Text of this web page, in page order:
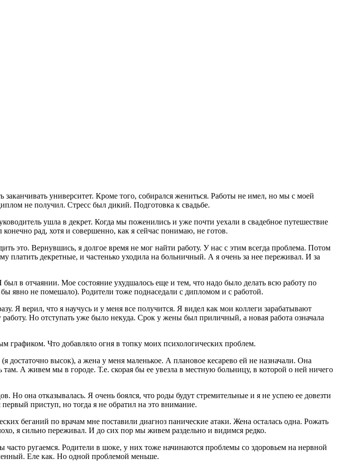
университет. Кроме того, собирался жениться. Работы не имел, но мы с моей
не получил. Стресс был дикий. Подготовка к свадьбе.
ушла в декрет. Когда мы поженились и уже почти уехали в свадебное путешествие
рад, хотя и совершенно, как я сейчас понимаю, не готов.
это. Вернувшись, я долгое время не мог найти работу. У нас с этим всегда проблема. Потом
платить декретные, и частенько уходила на больничный. А я очень за нее переживал. И за
в отчаянии. Мое состояние ухудшалось еще и тем, что надо было делать всю работу по
явно не помешало). Родители тоже поднаседали с дипломом и с работой.
Я верил, что я научусь и у меня все получится. Я видел как мои коллеги зарабатывают
Но отступать уже было некуда. Срок у жены был приличный, а новая работа означала
графиком. Что добавляло огня в топку моих психологических проблем.
высок), а жена у меня маленькое. А плановое кесарево ей не назначали. Она
А живем мы в городе. Т.е. скорая бы ее увезла в местную больницу, в которой о ней ничего
Но она отказывалась. Я очень боялся, что роды будут стремительные и я не успею ее довезти
приступ, но тогда я не обратил на это внимание.
беганий по врачам мне поставили диагноз панические атаки. Жена осталась одна. Рожать
я сильно переживал. И до сих пор мы живем раздельно и видимся редко.
ругаемся. Родители в шоке, у них тоже начинаются проблемы со здоровьем на нервной
Еле как. Но одной проблемой меньше.